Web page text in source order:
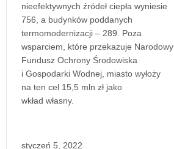
nieefektywnych źródeł ciepła wyniesie
756, a budynków poddanych
termomodernizacji – 289. Poza
wsparciem, które przekazuje Narodowy
Fundusz Ochrony Środowiska
i Gospodarki Wodnej, miasto wyłoży
na ten cel 15,5 mln zł jako
wkład własny.
styczeń 5, 2022